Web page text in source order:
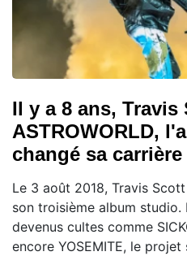
Il y a 8 ans,
ASTROWORLD,
changé sa carrière
Le 3 août 2018, Travis Scott
son troisième album
devenus cultes comme
encore YOSEMITE, le